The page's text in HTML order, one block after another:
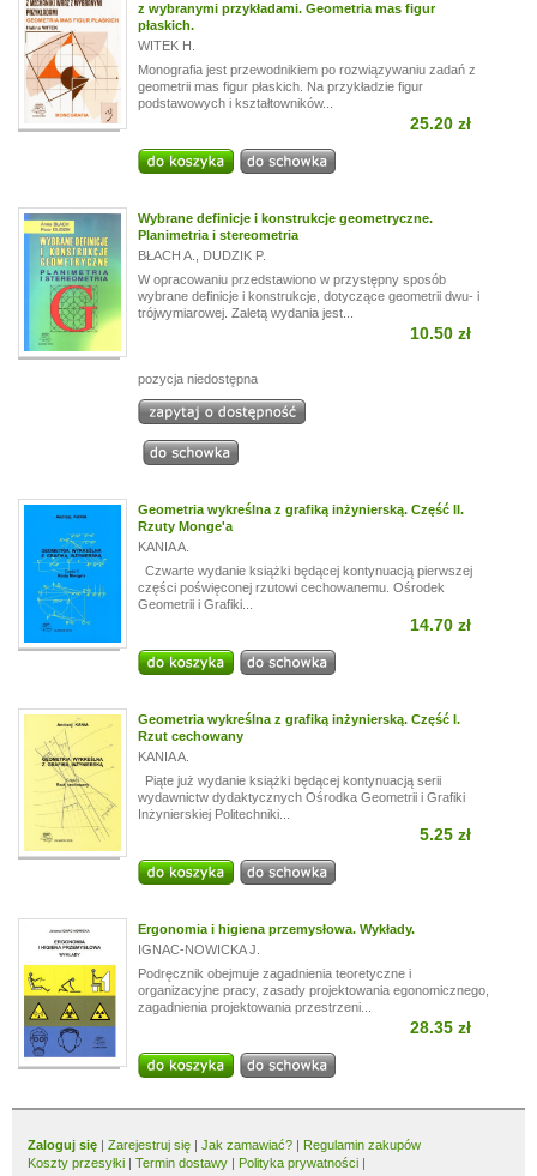
z wybranymi przykładami. Geometria mas figur
płaskich.
WITEK H.
Monografia jest przewodnikiem po rozwiązywaniu zadań z
geometrii mas figur płaskich. Na przykładzie figur
podstawowych i kształtowników...
25.20 zł
Wybrane definicje i konstrukcje geometryczne.
Planimetria i stereometria
BŁACH A.
DUDZIK P.
W opracowaniu przedstawiono w przystępny sposób
wybrane definicje i konstrukcje, dotyczące geometrii dwu- i
trójwymiarowej. Zaletą wydania jest...
10.50 zł
pozycja niedostępna
Geometria wykreślna z grafiką inżynierską. Część II.
Rzuty Monge'a
KANIA A.
Czwarte wydanie książki będącej kontynuacją pierwszej
części poświęconej rzutowi cechowanemu. Ośrodek
Geometrii i Grafiki...
14.70 zł
Geometria wykreślna z grafiką inżynierską. Część I.
Rzut cechowany
KANIA A.
Piąte już wydanie książki będącej kontynuacją serii
wydawnictw dydaktycznych Ośrodka Geometrii i Grafiki
Inżynierskiej Politechniki...
5.25 zł
Ergonomia i higiena przemysłowa. Wykłady.
IGNAC-NOWICKA J.
Podręcznik obejmuje zagadnienia teoretyczne i
organizacyjne pracy, zasady projektowania egonomicznego,
zagadnienia projektowania przestrzeni...
28.35 zł
Zaloguj się | Zarejestruj się | Jak zamawiać? | Regulamin zakupów
Koszty przesyłki | Termin dostawy | Polityka prywatności |